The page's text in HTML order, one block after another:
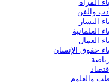
المرأة
والفن
اليسار
العلمانية
العمال
حقوق الإنسان
والعلوم